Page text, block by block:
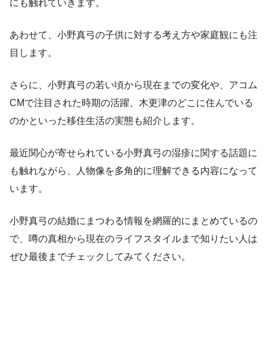
にも触れていきます。
あわせて、小野真弓の子供に対する考え方や家庭観にも注
目します。
さらに、小野真弓の若い頃から現在までの変化や、アコム
CMで注目された時期の活躍、木更津のどこに住んでいる
のかといった移住生活の実態も紹介します。
最近関心が寄せられている小野真弓の湿疹に関する話題に
も触れながら、人物像を多角的に理解できる内容になって
います。
小野真弓の結婚にまつわる情報を網羅的にまとめているの
で、噂の真相から現在のライフスタイルまで知りたい人は
ぜひ最後までチェックしてみてください。